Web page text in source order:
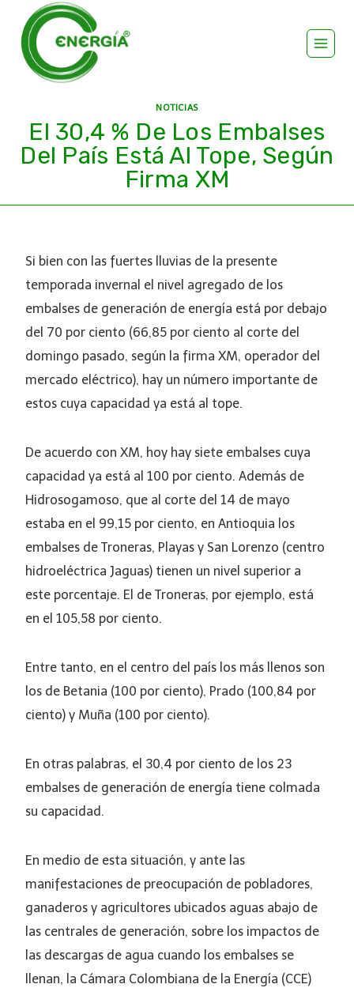
NOTICIAS
El 30,4 % De Los Embalses
Del País Está Al Tope, Según
Firma XM
Si bien con las fuertes lluvias de la presente
temporada invernal el nivel agregado de los
embalses de generación de energía está por debajo
del 70 por ciento (66,85 por ciento al corte del
domingo pasado, según la firma XM, operador del
mercado eléctrico), hay un número importante de
estos cuya capacidad ya está al tope.
De acuerdo con XM, hoy hay siete embalses cuya
capacidad ya está al 100 por ciento. Además de
Hidrosogamoso, que al corte del 14 de mayo
estaba en el 99,15 por ciento, en Antioquia los
embalses de Troneras, Playas y San Lorenzo (centro
hidroeléctrica Jaguas) tienen un nivel superior a
este porcentaje. El de Troneras, por ejemplo, está
en el 105,58 por ciento.
Entre tanto, en el centro del país los más llenos son
los de Betania (100 por ciento), Prado (100,84 por
ciento) y Muña (100 por ciento).
En otras palabras, el 30,4 por ciento de los 23
embalses de generación de energía tiene colmada
su capacidad.
En medio de esta situación, y ante las
manifestaciones de preocupación de pobladores,
ganaderos y agricultores ubicados aguas abajo de
las centrales de generación, sobre los impactos de
las descargas de agua cuando los embalses se
llenan, la Cámara Colombiana de la Energía (CCE)